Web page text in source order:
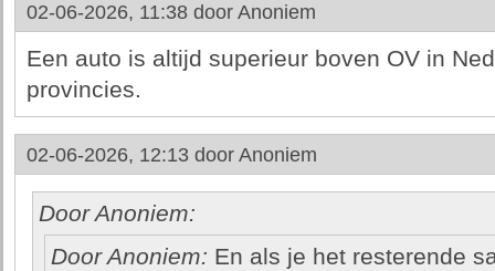
02-06-2026, 11:38 door Anoniem
Een auto is altijd superieur boven OV in
provincies.
02-06-2026, 12:13 door Anoniem
Door Anoniem:
Door Anoniem: En als je het resterende